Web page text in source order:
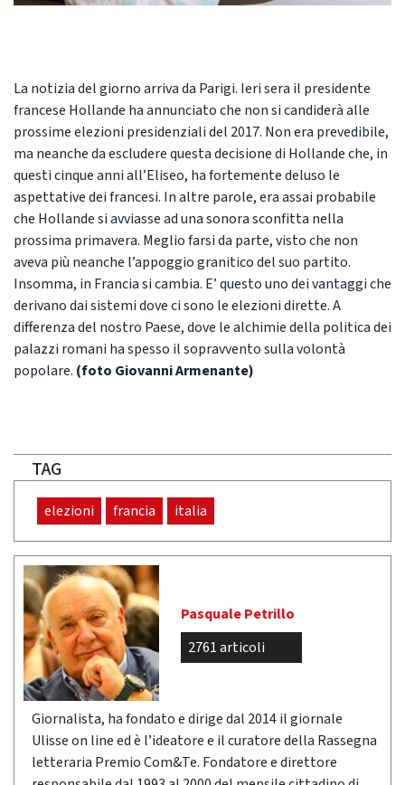
La notizia del giorno arriva da Parigi. Ieri sera il presidente
francese Hollande ha annunciato che non si candiderà alle
prossime elezioni presidenziali del 2017. Non era prevedibile,
ma neanche da escludere questa decisione di Hollande che, in
questi cinque anni all’Eliseo, ha fortemente deluso le
aspettative dei francesi. In altre parole, era assai probabile
che Hollande si avviasse ad una sonora sconfitta nella
prossima primavera. Meglio farsi da parte, visto che non
aveva più neanche l’appoggio granitico del suo partito.
Insomma, in Francia si cambia. E’ questo uno dei vantaggi che
derivano dai sistemi dove ci sono le elezioni dirette. A
differenza del nostro Paese, dove le alchimie della politica dei
palazzi romani ha spesso il sopravvento sulla volontà
popolare. (foto Giovanni Armenante)
TAG
elezioni francia italia
Pasquale Petrillo
2761 articoli
Giornalista, ha fondato e dirige dal 2014 il giornale
Ulisse on line ed è l’ideatore e il curatore della Rassegna
letteraria Premio Com&Te. Fondatore e direttore